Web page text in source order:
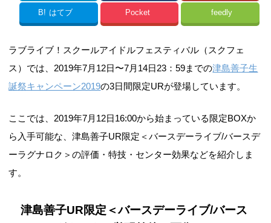
B! はてブ Pocket feedly
ラブライブ！スクールアイドルフェスティバル（スクフェ
ス）では、2019年7月12日〜7月14日23：59までの津島善子生
誕祭キャンペーン2019の3日間限定URが登場しています。
ここでは、2019年7月12日16:00から始まっている限定BOXか
ら入手可能な、津島善子UR限定＜バースデーライブ/バースデ
ーラグナロク＞の評価・特技・センター効果などを紹介しま
す。
津島善子UR限定＜バースデーライブ/バース